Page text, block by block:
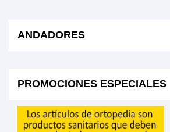
ANDADORES
PROMOCIONES ESPECIALES